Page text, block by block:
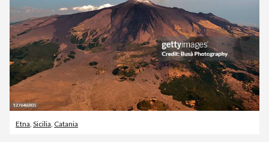
Etna, Sicilia, Catania